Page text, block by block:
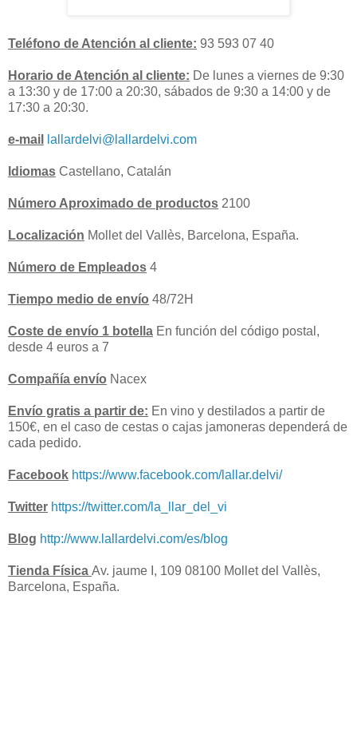
Teléfono de Atención al cliente: 93 593 07 40
Horario de Atención al cliente: De lunes a viernes de 9:30
a 13:30 y de 17:00 a 20:30, sábados de 9:30 a 14:00 y de
17:30 a 20:30.
e-mail lallardelvi@lallardelvi.com
Idiomas Castellano, Catalán
Número Aproximado de productos 2100
Localización Mollet del Vallès, Barcelona, España.
Número de Empleados 4
Tiempo medio de envío 48/72H
Coste de envío 1 botella En función del código postal,
desde 4 euros a 7
Compañía envío Nacex
Envío gratis a partir de: En vino y destilados a partir de
150€, en el caso de cestas o cajas jamoneras dependerá de
cada pedido.
Facebook https://www.facebook.com/lallar.delvi/
Twitter https://twitter.com/la_llar_del_vi
Blog http://www.lallardelvi.com/es/blog
Tienda Física Av. jaume I, 109 08100 Mollet del Vallès,
Barcelona, España.